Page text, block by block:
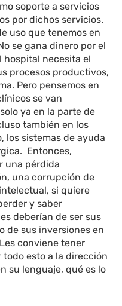
soporte a servicios
por dichos servicios.
uso que tenemos en
se gana dinero por el
hospital necesita el
procesos productivos,
Pero pensemos en
se van
ya en la parte de
también en los
los sistemas de ayuda
Entonces,
una pérdida
una corrupción de
si quiere
y saber
deberían de ser sus
de sus inversiones en
conviene tener
esto a la dirección
su lenguaje, qué es lo